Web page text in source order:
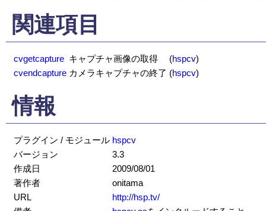
関連項目
cvgetcapture キャプチャ画像の取得 (hspcv)
cvendcapture カメラキャプチャの終了 (hspcv)
情報
プラグイン / モジュール hspcv
バージョン
3.3
作成日
2009/08/01
著作者
onitama
URL
http://hsp.tv/